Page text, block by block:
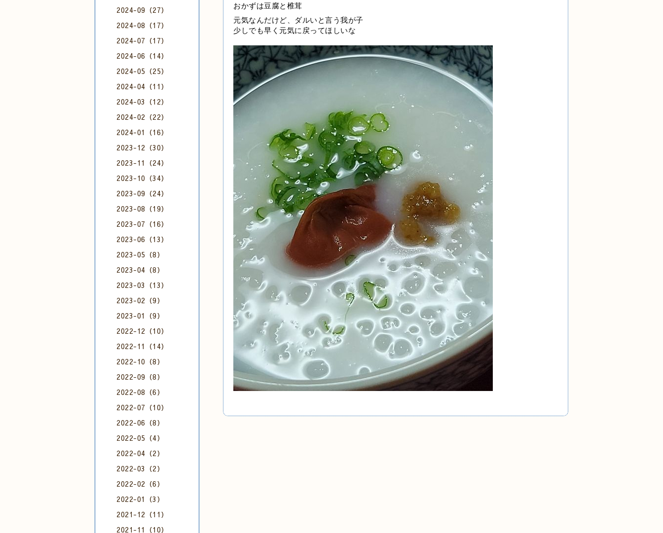
おかずは豆腐と椎茸
元気なんだけど、ダルいと言う我が子
少しでも早く元気に戻ってほしいな
2024-09（27）
2024-08（17）
2024-07（17）
2024-06（14）
2024-05（25）
2024-04（11）
2024-03（12）
2024-02（22）
2024-01（16）
2023-12（30）
2023-11（24）
2023-10（34）
2023-09（24）
2023-08（19）
2023-07（16）
2023-06（13）
2023-05（8）
2023-04（8）
2023-03（13）
2023-02（9）
2023-01（9）
2022-12（10）
2022-11（14）
2022-10（8）
2022-09（8）
2022-08（6）
2022-07（10）
2022-06（8）
2022-05（4）
2022-04（2）
2022-03（2）
2022-02（6）
2022-01（3）
2021-12（11）
2021-11（10）